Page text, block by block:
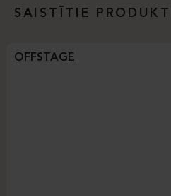
SAISTĪTIE PRODUKTI
OFFSTAGE